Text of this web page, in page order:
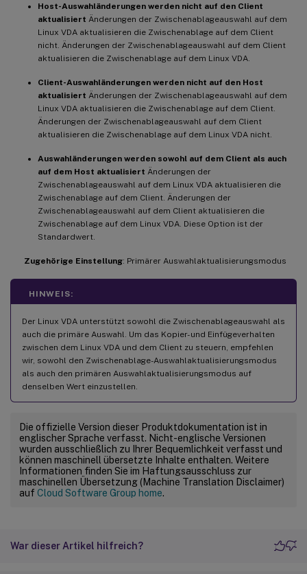
Änderungen der primären Auswahl auf dem
**Auswahländerungen werden sowohl
Änderungen der primären Auswahl auf dem
Verwandte Einstellung**:
Host-Auswahländerungen werden nicht auf den Client
aktualisiert Änderungen der Zwischenablageauswahl auf dem
Linux VDA aktualisieren die Zwischenablage auf dem Client
nicht. Änderungen der Zwischenablageauswahl auf dem Client
aktualisieren die Zwischenablage auf dem Linux VDA.
Client-Auswahländerungen werden nicht auf den Host
aktualisiert Änderungen der Zwischenablageauswahl auf dem
Linux VDA aktualisieren die Zwischenablage auf dem Client.
Änderungen der Zwischenablageauswahl auf dem Client
aktualisieren die Zwischenablage auf dem Linux VDA nicht.
Auswahländerungen werden sowohl auf dem Client als auch
auf dem Host aktualisiert Änderungen der
Zwischenablageauswahl auf dem Linux VDA aktualisieren die
Zwischenablage auf dem Client. Änderungen der
Zwischenablageauswahl auf dem Client aktualisieren die
Zwischenablage auf dem Linux VDA. Diese Option ist der
Standardwert.
Zugehörige Einstellung: Primärer Auswahlaktualisierungsmodus
HINWEIS:
Der Linux VDA unterstützt sowohl die Zwischenablageauswahl als
auch die primäre Auswahl. Um das Kopier- und Einfügeverhalten
zwischen dem Linux VDA und dem Client zu steuern, empfehlen
wir, sowohl den Zwischenablage-Auswahlaktualisierungsmodus
als auch den primären Auswahlaktualisierungsmodus auf
denselben Wert einzustellen.
Die offizielle Version dieser Produktdokumentation ist in
englischer Sprache verfasst. Nicht-englische Versionen
wurden ausschließlich zu Ihrer Bequemlichkeit verfasst und
können maschinell übersetzte Inhalte enthalten. Weitere
Informationen finden Sie im Haftungsausschluss zur
maschinellen Übersetzung (Machine Translation Disclaimer)
auf Cloud Software Group home.
War dieser Artikel hilfreich?